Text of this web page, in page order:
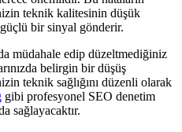
teknik kalitesinin düşük
bir sinyal gönderir.
müdahale edip düzeltmediğiniz
belirgin bir düşüş
teknik sağlığını düzenli olarak
gibi profesyonel SEO denetim
sağlayacaktır.